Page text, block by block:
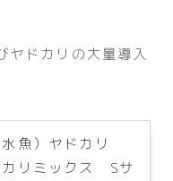
ドカリの大量導入
水魚）ヤドカリ
カリミックス Sサ